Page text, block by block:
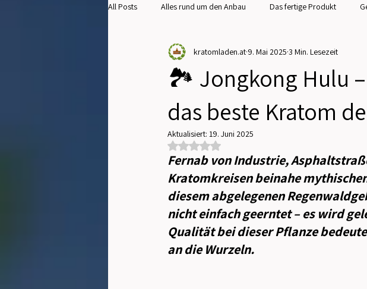
All Posts Alles rund um den Anbau Das fertige Produkt
Gesundheit
🏞️ Jongkong Hulu –
das beste Kratom
kratomladen.at 9. Mai 2025 3 Min. Lesezeit
Aktualisiert: 19. Juni 2025
Mit NaN von 5 Sternen bewertet.
Fernab von Industrie,
Kratomkreisen beinahe
diesem abgelegenen
nicht einfach geerntet – es wird
Qualität bei dieser Pflanze
an die Wurzeln.